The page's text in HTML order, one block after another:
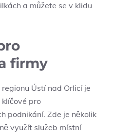
a můžete se v klidu
firmy
Ústí nad Orlicí je
pro
podnikání. Zde je několik
využít služeb místní